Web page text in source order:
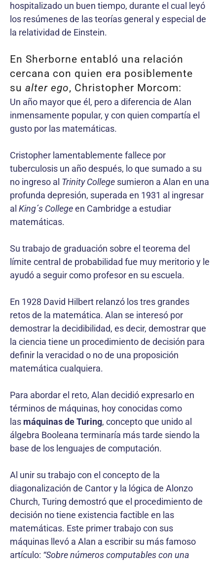
hospitalizado un buen tiempo, durante el cual leyó
los resúmenes de las teorías general y especial de
la relatividad de Einstein.
En Sherborne entabló una relación
cercana con quien era posiblemente
su alter ego, Christopher Morcom:
Un año mayor que él, pero a diferencia de Alan
inmensamente popular, y con quien compartía el
gusto por las matemáticas.
Cristopher lamentablemente fallece por
tuberculosis un año después, lo que sumado a su
no ingreso al Trinity College sumieron a Alan en una
profunda depresión, superada en 1931 al ingresar
al King´s Collegeen Cambridge a estudiar
matemáticas.
Su trabajo de graduación sobre el teorema del
límite central de probabilidad fue muy meritorio y le
ayudó a seguir como profesor en su escuela.
En 1928 David Hilbert relanzó los tres grandes
retos de la matemática. Alan se interesó por
demostrar la decidibilidad, es decir, demostrar que
la ciencia tiene un procedimiento de decisión para
definir la veracidad o no de una proposición
matemática cualquiera.
Para abordar el reto, Alan decidió expresarlo en
términos de máquinas, hoy conocidas como
las máquinas de Turing, concepto que unido al
álgebra Booleana terminaría más tarde siendo la
base de los lenguajes de computación.
Al unir su trabajo con el concepto de la
diagonalización de Cantor y la lógica de Alonzo
Church, Turing demostró que el procedimiento de
decisión no tiene existencia factible en las
matemáticas. Este primer trabajo con sus
máquinas llevó a Alan a escribir su más famoso
artículo: “Sobre números computables con una